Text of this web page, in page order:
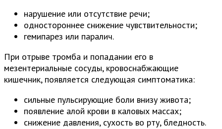
нарушение или отсутствие речи;
одностороннее снижение чувствительности;
гемипарез или паралич.
При отрыве тромба и попадании его в
мезентериальные сосуды, кровоснабжающие
кишечник, появляется следующая симптоматика:
сильные пульсирующие боли внизу живота;
появление алой крови в каловых массах;
снижение давления, сухость во рту, бледность.